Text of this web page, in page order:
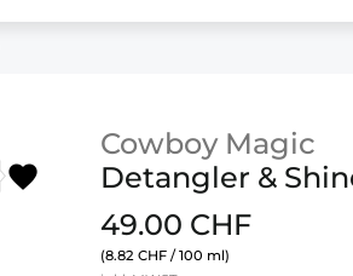
favorite
Cowboy Magic
Detangler &
49.00 CHF
(8.82 CHF / 100 ml)